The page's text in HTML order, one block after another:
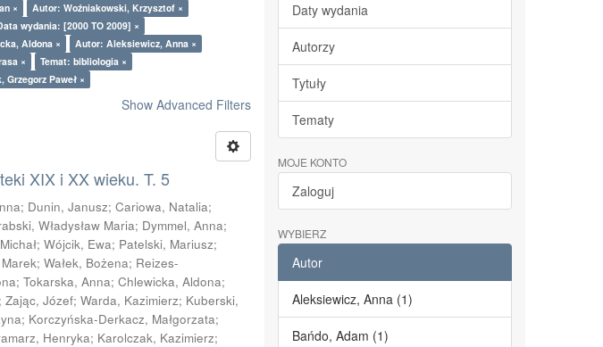
×
Autor: Woźniakowski, Krzysztof ×
wydania: [2000 TO 2009] ×
Aldona ×
Autor: Aleksiewicz, Anna ×
×
Temat: bibliologia ×
Grzegorz Paweł ×
Show Advanced Filters
XIX i XX wieku. T. 5
; Dunin, Janusz;Cariowa, Natalia;
Władysław Maria; Dymmel, Anna;
;Wójcik, Ewa; Patelski, Mariusz;
;Wałek, Bożena; Reizes-
;Tokarska, Anna;Chlewicka, Aldona;
;Zając, Józef;Warda, Kazimierz; Kuberski,
; Korczyńska-Derkacz, Małgorzata;
Henryka; Karolczak, Kazimierz;
Daty wydania
Autorzy
Tytuły
Tematy
MOJE KONTO
Zaloguj
WYBIERZ
Autor
Aleksiewicz, Anna (1)
Bańdo, Adam (1)